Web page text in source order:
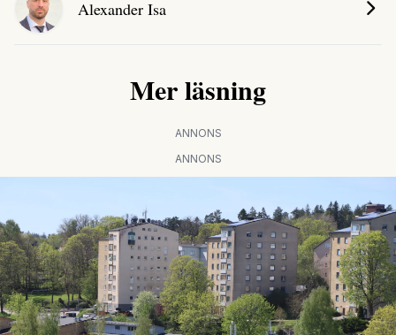
Alexander Isa
Mer läsning
ANNONS
ANNONS